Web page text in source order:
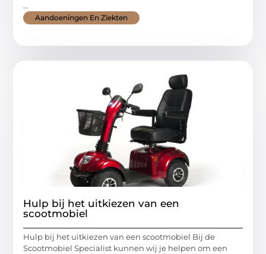
...
Aandoeningen En Ziekten
Hulp bij het uitkiezen van een
scootmobiel
Hulp bij het uitkiezen van een scootmobiel Bij de
Scootmobiel Specialist kunnen wij je helpen om een